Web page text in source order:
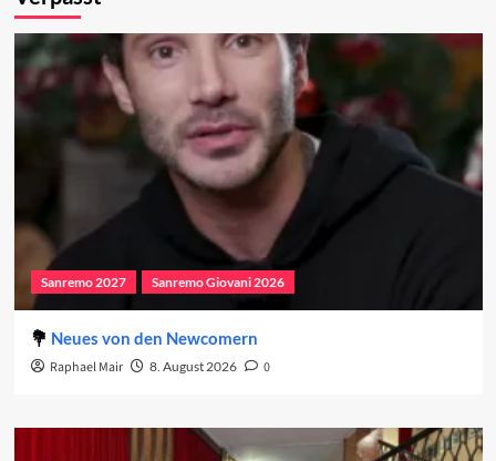
Sanremo 2027 Sanremo Giovani 2026
Neues von den Newcomern
Raphael Mair 8. August 2026 0